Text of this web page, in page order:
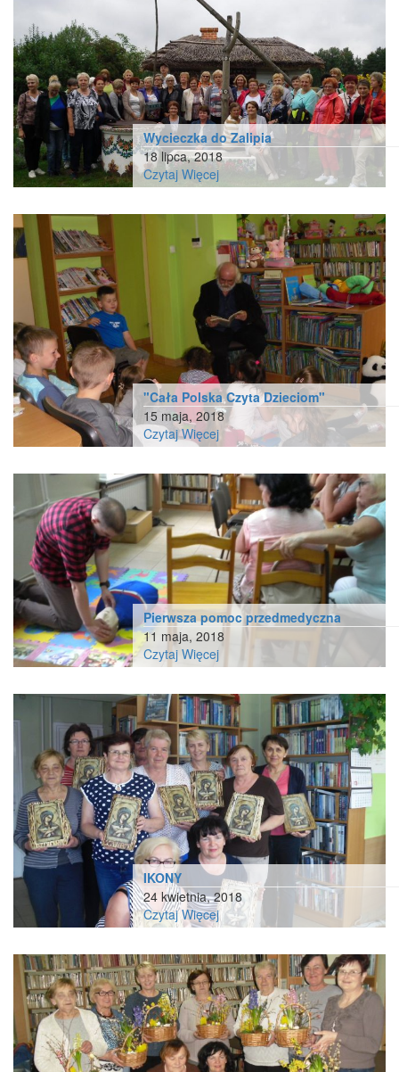
Wycieczka do Zalipia
18 lipca, 2018
Czytaj Więcej
"Cała Polska Czyta Dzieciom"
15 maja, 2018
Czytaj Więcej
Pierwsza pomoc przedmedyczna
11 maja, 2018
Czytaj Więcej
IKONY
24 kwietnia, 2018
Czytaj Więcej